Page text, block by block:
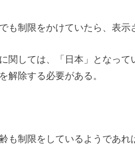
も制限をかけていたら、表示
関しては、「日本」となっ
解除する必要がある。
も制限をしているようであ